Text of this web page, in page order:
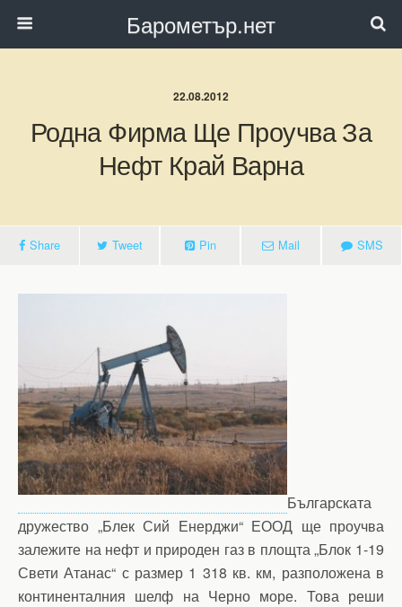
Барометър.нет
22.08.2012
Родна Фирма Ще Проучва За
Нефт Край Варна
Share Tweet Pin Mail SMS
Българската
дружество „Блек Сий Енерджи“ ЕООД ще проучва
залежите на нефт и природен газ в площта „Блок 1-19
Свети Атанас“ с размер 1 318 кв. км, разположена в
континенталния шелф на Черно море. Това реши